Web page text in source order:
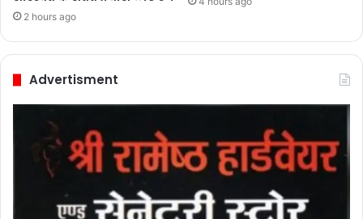
2 hours ago
Advertisment